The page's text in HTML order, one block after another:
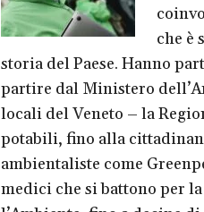
che è
storia del Paese. Hanno
partire dal Ministero
locali del Veneto – la
potabili, fino alla
ambientaliste come
medici che si battono per